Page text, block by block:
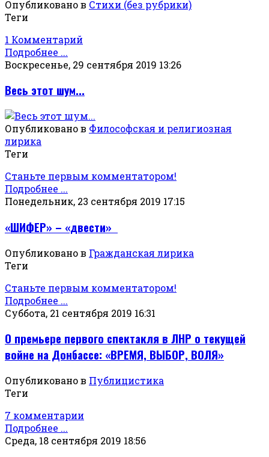
Опубликовано в Стихи (без рубрики)
Теги
1 Комментарий
Подробнее ...
Воскресенье, 29 сентября 2019 13:26
Весь этот шум...
Опубликовано в Философская и религиозная
лирика
Теги
Станьте первым комментатором!
Подробнее ...
Понедельник, 23 сентября 2019 17:15
«ШИФЕР» – «двести»
Опубликовано в Гражданская лирика
Теги
Станьте первым комментатором!
Подробнее ...
Суббота, 21 сентября 2019 16:31
О премьере первого спектакля в ЛНР о текущей
войне на Донбассе: «ВРЕМЯ, ВЫБОР, ВОЛЯ»
Опубликовано в Публицистика
Теги
7 комментарии
Подробнее ...
Среда, 18 сентября 2019 18:56